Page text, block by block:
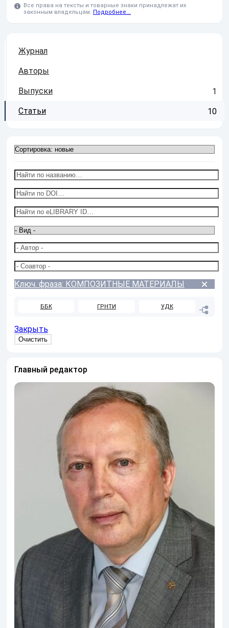
Все права на тексты и товарные знаки принадлежат их
законным владельцам. Подробнее...
Журнал
Авторы
Выпуски 1
Статьи 10
Ключ. фраза: КОМПОЗИТНЫЕ МАТЕРИАЛЫ
ББК ГРНТИ УДК
Закрыть
Главный редактор